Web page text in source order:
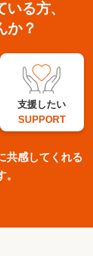
る方、
か？
支援したい
SUPPORT
共感してくれる